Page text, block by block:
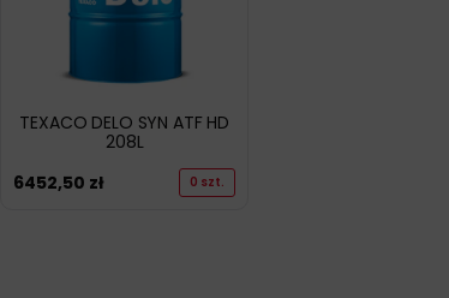
TEXACO DELO SYN ATF HD
208L
6452,50 zł 0 szt.